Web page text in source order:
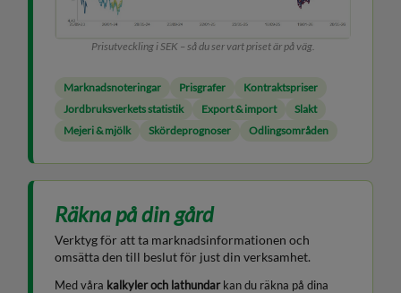
Prisutveckling i SEK – så du ser vart priset är på väg.
Marknadsnoteringar Prisgrafer
Kontraktspriser
Jordbruksverkets statistik
Export & import
Slakt
Mejeri & mjölk
Skördeprognoser Odlingsområden
Räkna på din gård
Verktyg för att ta marknadsinformationen och
omsätta den till beslut för just din verksamhet.
Med våra kalkyler och lathundarkan du räkna på dina